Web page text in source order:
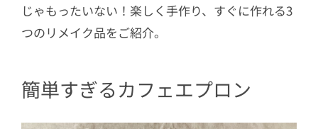
じゃもったいない！楽しく手作り、すぐに作れる3
つのリメイク品をご紹介。
簡単すぎるカフェエプロン